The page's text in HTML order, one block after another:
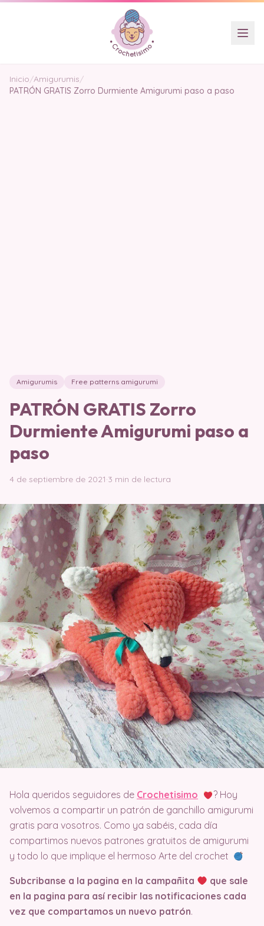
Inicio/Amigurumis/
PATRÓN GRATIS Zorro Durmiente Amigurumi paso a paso
Amigurumis Free patterns amigurumi
PATRÓN GRATIS Zorro
Durmiente Amigurumi paso a
paso
4 de septiembre de 2021·3 min de lectura
Hola queridos seguidores de Crochetisimo
? Hoy
volvemos a compartir un patrón de ganchillo amigurumi
gratis para vosotros. Como ya sabéis, cada día
compartimos nuevos patrones gratuitos de amigurumi
y todo lo que implique el hermoso Arte del crochet
Subcribanse a la pagina en la campañita
que sale
en la pagina para así recibir las notificaciones cada
vez que compartamos un nuevo patrón.